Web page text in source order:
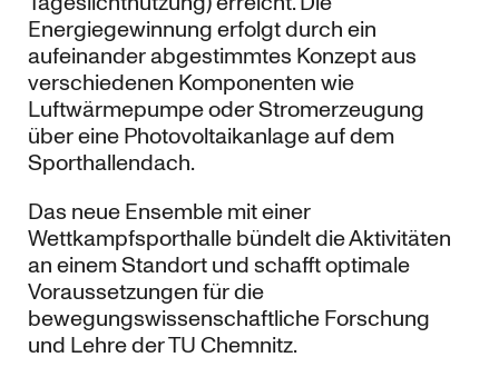
Energiegewinnung erfolgt durch ein
aufeinander abgestimmtes Konzept aus
verschiedenen Komponenten wie
Luftwärmepumpe oder Stromerzeugung
über eine Photovoltaikanlage auf dem
Sporthallendach.
Das neue Ensemble mit einer
Wettkampfsporthalle bündelt die Aktivitäten
an einem Standort und schafft optimale
Voraussetzungen für die
bewegungswissenschaftliche Forschung
und Lehre der TU Chemnitz.